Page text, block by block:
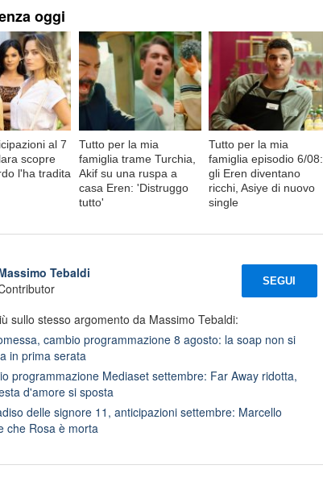
oggi
al 7
scopre
l'ha tradita
Tutto per la mia
famiglia trame Turchia,
Akif su una ruspa a
casa Eren: 'Distruggo
tutto'
Tutto per la mia
famiglia episodio 6/08:
gli Eren diventano
ricchi, Asiye di nuovo
single
Tebaldi
SEGUI
sullo stesso argomento da Massimo Tebaldi:
cambio programmazione 8 agosto: la soap non si
in prima serata
programmazione Mediaset settembre: Far Away ridotta,
d'amore si sposta
delle signore 11, anticipazioni settembre: Marcello
che Rosa è morta